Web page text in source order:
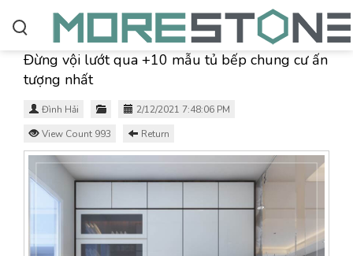
Đừng vội lướt qua +10 mẫu tủ bếp chung cư ấn
tượng nhất
Đình Hải
2/12/2021 7:48:06 PM
View Count 993
Return